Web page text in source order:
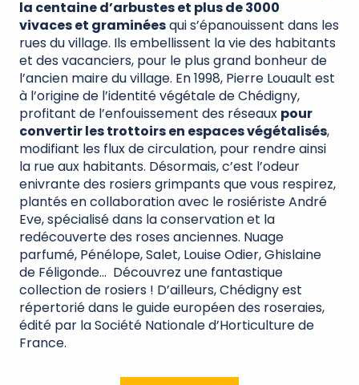
la centaine d’arbustes et plus de 3000
vivaces et graminéesqui s’épanouissent dans les
rues du village. Ils embellissent la vie des habitants
et des vacanciers, pour le plus grand bonheur de
l’ancien maire du village. En 1998, Pierre Louault est
à l’origine de l’identité végétale de Chédigny,
profitant de l’enfouissement des réseaux pour
convertir les trottoirs en espaces végétalisés,
modifiant les flux de circulation, pour rendre ainsi
la rue aux habitants. Désormais, c’est l’odeur
enivrante des rosiers grimpants que vous respirez,
plantés en collaboration avec le rosiériste André
Eve, spécialisé dans la conservation et la
redécouverte des roses anciennes. Nuage
parfumé, Pénélope, Salet, Louise Odier, Ghislaine
de Féligonde… Découvrez une fantastique
collection de rosiers ! D’ailleurs, Chédigny est
répertorié dans le guide européen des roseraies,
édité par la Société Nationale d’Horticulture de
France.